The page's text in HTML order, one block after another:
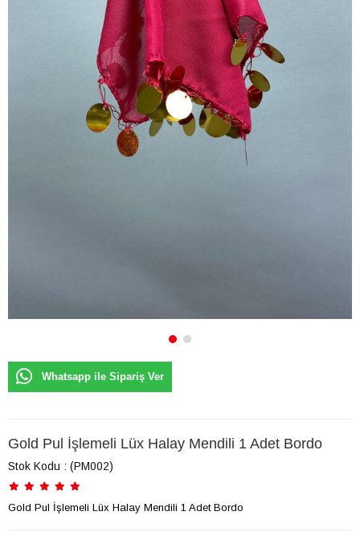
Whatsapp ile Sipariş Ver
Gold Pul İşlemeli Lüx Halay Mendili 1 Adet Bordo
Stok Kodu (PM002)
Gold Pul İşlemeli Lüx Halay Mendili 1 Adet Bordo